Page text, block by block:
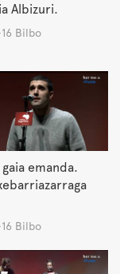
Albizuri.
Bilbo
emanda.
Bilbo